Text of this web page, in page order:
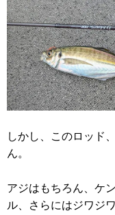
しかし、このロッド
ん。
アジはもちろん、ケ
ル、さらにはジワジ